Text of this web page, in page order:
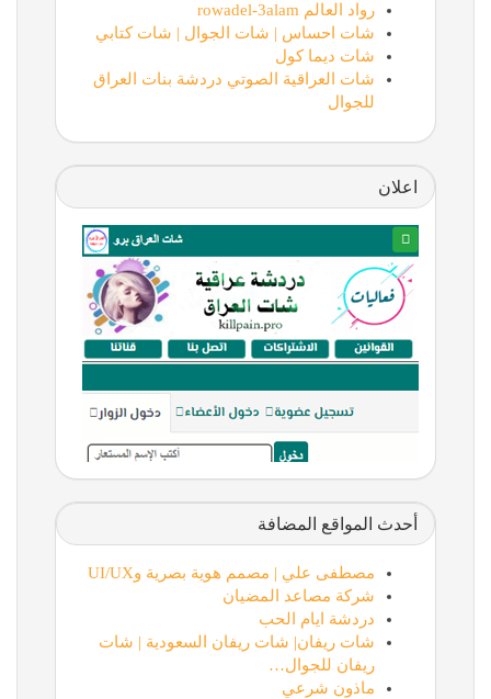
رواد العالم rowadel-3alam
شات احساس | شات الجوال | شات كتابي
شات ديما كول
شات العراقية الصوتي دردشة بنات العراق
للجوال
اعلان
أحدث المواقع المضافة
مصطفى علي | مصمم هوية بصرية وUI/UX
شركة مصاعد المضيان
دردشة ايام الحب
شات ريفان| شات ريفان السعودية | شات
ريفان للجوال…
ماذون شرعي